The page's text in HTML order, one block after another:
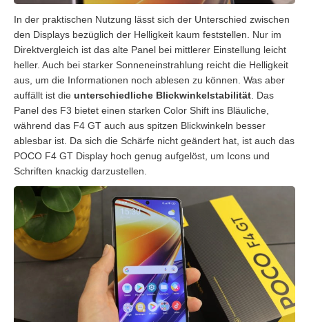
In der praktischen Nutzung lässt sich der Unterschied zwischen
den Displays bezüglich der Helligkeit kaum feststellen. Nur im
Direktvergleich ist das alte Panel bei mittlerer Einstellung leicht
heller. Auch bei starker Sonneneinstrahlung reicht die Helligkeit
aus, um die Informationen noch ablesen zu können. Was aber
auffällt ist die unterschiedliche Blickwinkelstabilität . Das
Panel des F3 bietet einen starken Color Shift ins Bläuliche,
während das F4 GT auch aus spitzen Blickwinkeln besser
ablesbar ist. Da sich die Schärfe nicht geändert hat, ist auch das
POCO F4 GT Display hoch genug aufgelöst, um Icons und
Schriften knackig darzustellen.